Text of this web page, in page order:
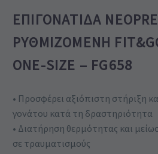
ΕΠΙΓΟΝΑΤΊΔΑ
ΡΥΘΜΙΖΌΜΕΝΗ
ONE-SIZE – FG658
• Προσφέρει αξιόπιστη στήριξη
γονάτου κατά τη δραστηριότητα
• Διατήρηση θερμότητας και
σε τραυματισμούς